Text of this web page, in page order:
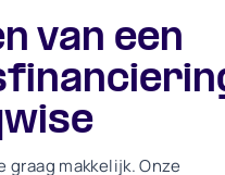
van een
graag makkelijk. Onze